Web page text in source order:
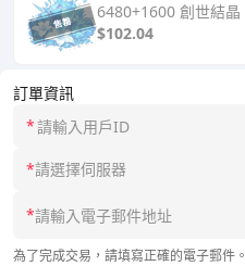
訂單資訊
*
*請選擇伺服器
*
為了完成交易，請填寫正確的電子郵件。
6480+1600 創世結晶
$102.04